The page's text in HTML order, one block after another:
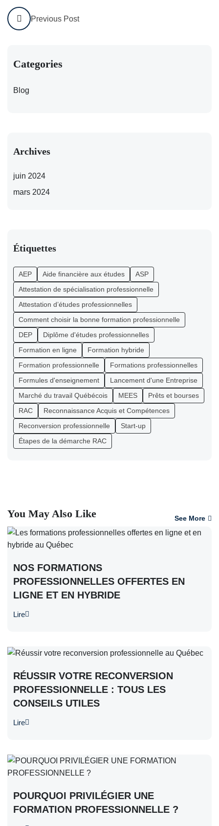
Previous Post
Categories
Blog
Archives
juin 2024
mars 2024
Étiquettes
AEP Aide financière aux études
ASP
Attestation de spécialisation professionnelle
Attestation d’études professionnelles
Comment choisir la bonne formation professionnelle
DEP
Diplôme d'études professionnelles
Formation en ligne
Formation hybride
Formation professionnelle
Formations professionnelles
Formules d'enseignement
Lancement d'une Entreprise
Marché du travail Québécois
MEES
Prêts et bourses
RAC
Reconnaissance Acquis et Compétences
Reconversion professionnelle
Start-up
Étapes de la démarche RAC
You May Also Like See More
NOS FORMATIONS
PROFESSIONNELLES OFFERTES EN
LIGNE ET EN HYBRIDE
Lire
RÉUSSIR VOTRE RECONVERSION
PROFESSIONNELLE : TOUS LES
CONSEILS UTILES
Lire
POURQUOI PRIVILÉGIER UNE
FORMATION PROFESSIONNELLE ?